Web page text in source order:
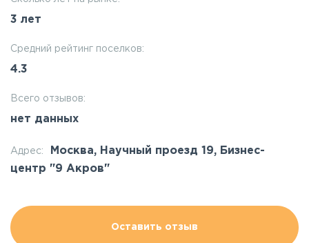
3 лет
Средний рейтинг поселков:
4.3
Всего отзывов:
нет данных
Адрес:
Москва, Научный проезд 19, Бизнес-
центр "9 Акров"
Оставить отзыв